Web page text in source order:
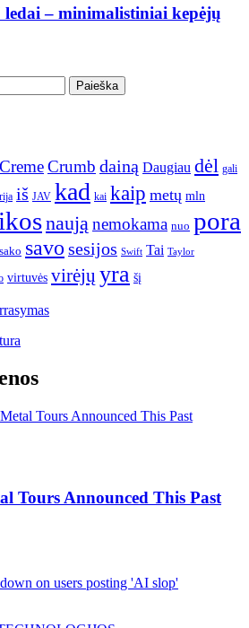
ledai – minimalistiniai kepėjų
CremeCrumb dainą Daugiau dėl gali
iš JAV kad kai kaip metų mln
naują nemokama nuo pora
sako savo sesijos Swift Tai Taylor
virtuvės virėjų yra šį
Tours Announced This Past